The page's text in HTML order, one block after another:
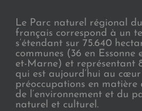
Le Parc naturel régional
français correspond à un
s’étendant sur 75.640
communes (36 en Essonne
et-Marne) et représentant
qui est aujourd’hui au cœur
préoccupations en matière
de l’environnement et du
naturel et culturel.